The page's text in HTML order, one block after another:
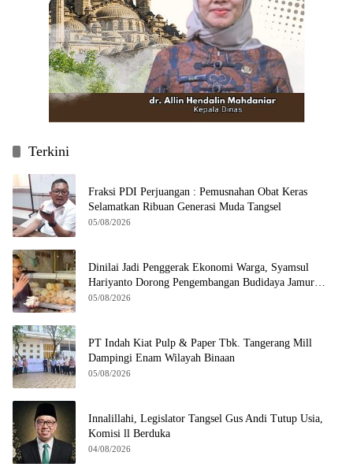
Terkini
Fraksi PDI Perjuangan : Pemusnahan Obat Keras
Selamatkan Ribuan Generasi Muda Tangsel
05/08/2026
Dinilai Jadi Penggerak Ekonomi Warga, Syamsul
Hariyanto Dorong Pengembangan Budidaya Jamur
Crispy di Serpong
05/08/2026
PT Indah Kiat Pulp & Paper Tbk. Tangerang Mill
Dampingi Enam Wilayah Binaan
05/08/2026
Innalillahi, Legislator Tangsel Gus Andi Tutup Usia,
Komisi ll Berduka
04/08/2026